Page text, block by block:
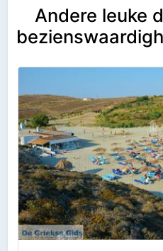
Andere leuke